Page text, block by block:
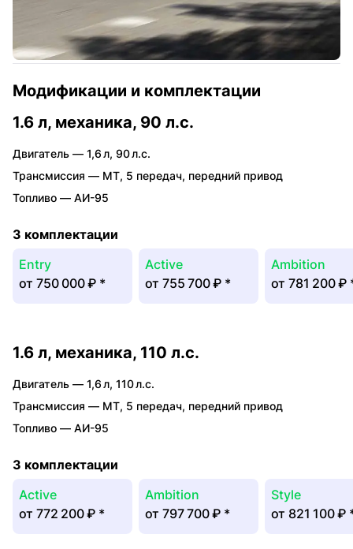
Модификации и комплектации
1.6 л, механика, 90 л.с.
Двигатель — 1,6 л, 90 л.с.
Трансмиссия — MT, 5 передач, передний привод
Топливо — АИ-95
3 комплектации
Entry
от 750 000 ₽ *
Active
от 755 700 ₽ *
Ambition
от 781 200 ₽
1.6 л, механика, 110 л.с.
Двигатель — 1,6 л, 110 л.с.
Трансмиссия — MT, 5 передач, передний привод
Топливо — АИ-95
3 комплектации
Active
от 772 200 ₽ *
Ambition
от 797 700 ₽ *
Style
от 821 100 ₽